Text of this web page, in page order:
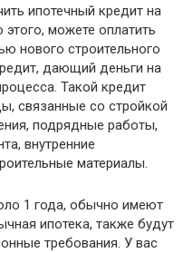
ипотечный кредит на
можете оплатить
нового строительного
дающий деньги на
Такой кредит
связанные со стройкой
подрядные работы,
внутренние
материалы.
1 года, обычно имеют
ипотека, также будут
требования. У вас